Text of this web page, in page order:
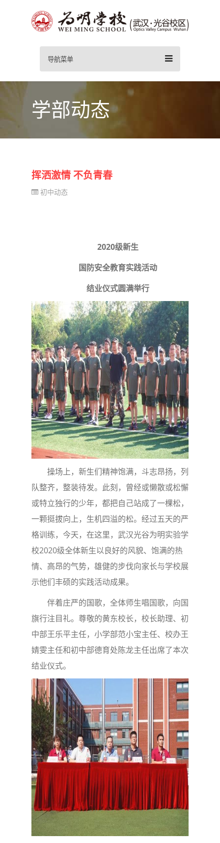
导航菜单
学部动态
挥洒激情 不负青春
初中动态
2020级新生
国防安全教育实践活动
结业仪式圆满举行
操场上，新生们精神饱满，斗志昂扬，列
队整齐，整装待发。此刻，曾经或懒散或松懈
或特立独行的少年，都把自己站成了一棵松，
一颗挺拔向上，生机四溢的松。经过五天的严
格训练，今天，在这里，武汉光谷为明实验学
校2020级全体新生以良好的风貌、饱满的热
情、高昂的气势，雄健的步伐向家长与学校展
示他们丰硕的实践活动成果。
伴着庄严的国歌，全体师生唱国歌，向国
旗行注目礼。尊敬的黄东校长，校长助理、初
中部王乐平主任，小学部范小宝主任、校办王
婧雯主任和初中部德育处陈龙主任出席了本次
结业仪式。